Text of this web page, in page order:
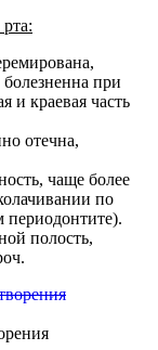
при
и краевая часть
отечна,
чаще более
по
полость,